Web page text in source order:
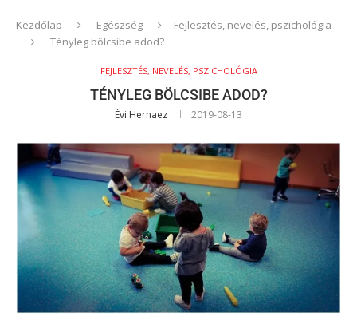
Kezdőlap Egészség
Fejlesztés, nevelés, pszichológia
Tényleg bölcsibe adod?
FEJLESZTÉS, NEVELÉS, PSZICHOLÓGIA
TÉNYLEG BÖLCSIBE ADOD?
Évi Hernaez 2019-08-13